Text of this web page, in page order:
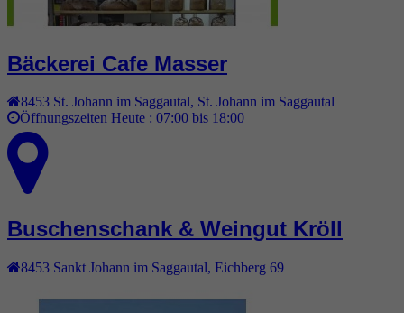
Bäckerei Cafe Masser
8453 St. Johann im Saggautal, St. Johann im Saggautal
Öffnungszeiten Heute : 07:00 bis 18:00
Buschenschank & Weingut Kröll
8453 Sankt Johann im Saggautal, Eichberg 69